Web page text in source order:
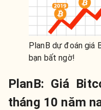
PlanB dự đoán giá
bạn bất ngờ!
PlanB: Giá
tháng 10 năm